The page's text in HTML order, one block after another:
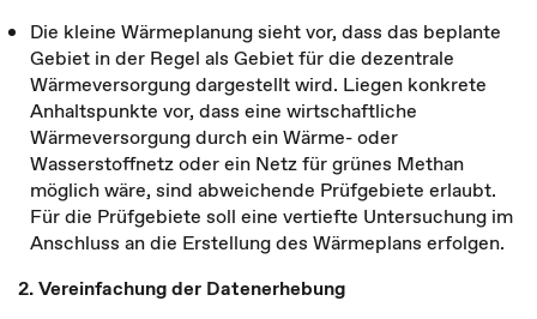
Die kleine Wärmeplanung sieht vor, dass das beplante
Gebiet in der Regel als Gebiet für die dezentrale
Wärmeversorgung dargestellt wird. Liegen konkrete
Anhaltspunkte vor, dass eine wirtschaftliche
Wärmeversorgung durch ein Wärme- oder
Wasserstoffnetz oder ein Netz für grünes Methan
möglich wäre, sind abweichende Prüfgebiete erlaubt.
Für die Prüfgebiete soll eine vertiefte Untersuchung im
Anschluss an die Erstellung des Wärmeplans erfolgen.
2. Vereinfachung der Datenerhebung